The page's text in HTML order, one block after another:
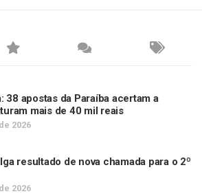
38 apostas da Paraíba acertam a
mais de 40 mil reais
2026
resultado de nova chamada para o 2º
2026